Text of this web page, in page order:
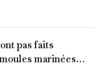
pas faits
marinées